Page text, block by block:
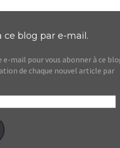
2ÈME PARTIE
Blog
ce blog par e-mail.
e-mail pour vous abonner à ce
de chaque nouvel article par